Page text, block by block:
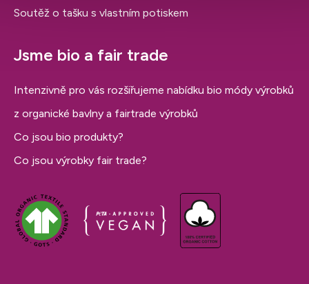
Soutěž o tašku s vlastním potiskem
Jsme bio a fair trade
Intenzivně pro vás rozšiřujeme nabídku bio módy výrobků
z organické bavlny a fairtrade výrobků
Co jsou bio produkty?
Co jsou výrobky fair trade?